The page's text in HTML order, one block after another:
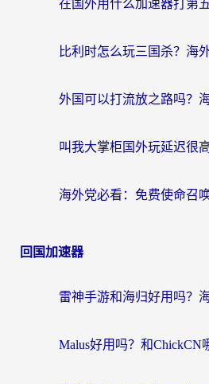
回国加速器